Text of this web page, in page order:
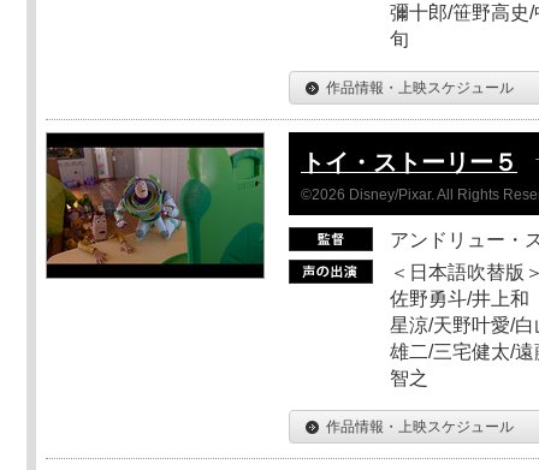
彌十郎/笹野高史
旬
作品情報・上映スケジュール
トイ・ストーリー５
©2026 Disney/Pixar. All Rights
アンドリュー・
＜日本語吹替版
佐野勇斗/井上和
星涼/天野叶愛/
雄二/三宅健太/
智之
作品情報・上映スケジュール